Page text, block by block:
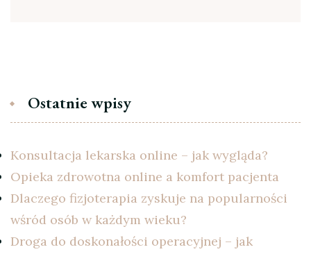
Ostatnie wpisy
Konsultacja lekarska online – jak wygląda?
Opieka zdrowotna online a komfort pacjenta
Dlaczego fizjoterapia zyskuje na popularności
wśród osób w każdym wieku?
Droga do doskonałości operacyjnej – jak